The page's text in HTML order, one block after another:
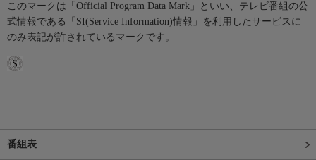
このマークは「Official Program Data Mark」といい、テレビ番組の公
式情報である「SI(Service Information)情報」を利用したサービスに
のみ表記が許されているマークです。
番組表